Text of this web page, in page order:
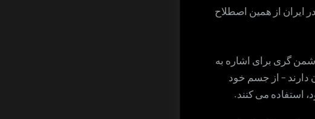
ایران از همین اصطلاح
گری برای اشاره به
دارند – از جسم خود
استفاده می کنند.